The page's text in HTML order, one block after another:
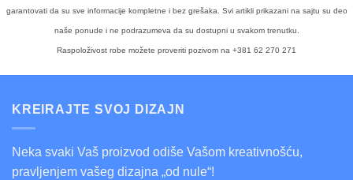
garantovati da su sve informacije kompletne i bez grešaka. Svi artikli prikazani na sajtu su deo
naše ponude i ne podrazumeva da su dostupni u svakom trenutku.
Raspoloživost robe možete proveriti pozivom na +381 62 270 271
KREIRAJTE SVOJ DIZAJN
Neka svaki Vaš proizvod odiše Vašom kreativnošću,
pravljenjem vašeg dizajna „od nule“!